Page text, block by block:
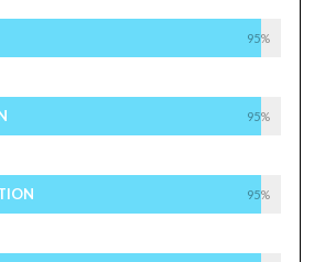
95%
95%
95%